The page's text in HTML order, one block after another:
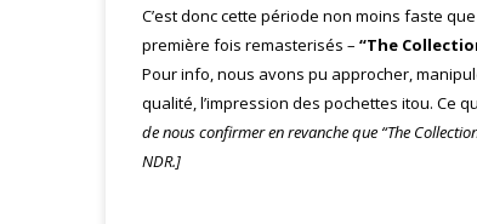
C’est donc cette période non moins faste
première fois remasterisés – “The
Pour info, nous avons pu approcher,
qualité, l’impression des pochettes itou. Ce
de nous confirmer en revanche que “The
NDR.]